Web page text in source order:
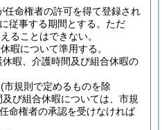
任命権者の許可を得て登録され
従事する期間とする。 ただ
ることはできない。
暇について準用する。
暇、介護時間及び組合休暇の
(市規則で定めるものを除
及び組合休暇については、市規
命権者の承認を受けなければ